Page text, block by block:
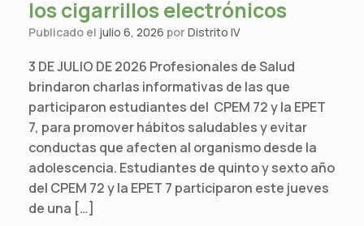
los cigarrillos electrónicos
Publicado el julio 6, 2026 porDistrito IV
3 DE JULIO DE 2026 Profesionales de Salud
brindaron charlas informativas de las que
participaron estudiantes del CPEM 72 y la EPET
7, para promover hábitos saludables y evitar
conductas que afecten al organismo desde la
adolescencia. Estudiantes de quinto y sexto año
del CPEM 72 y la EPET 7 participaron este jueves
de una […]